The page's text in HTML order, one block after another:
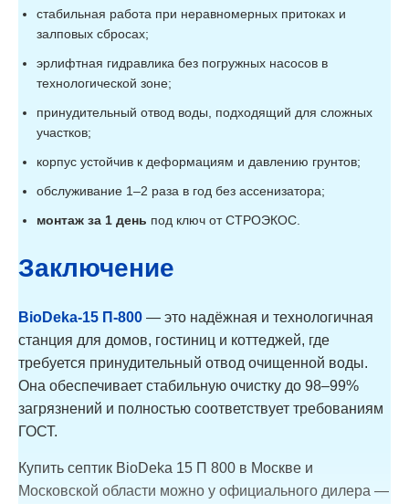
стабильная работа при неравномерных притоках и
залповых сбросах;
эрлифтная гидравлика без погружных насосов в
технологической зоне;
принудительный отвод воды, подходящий для сложных
участков;
корпус устойчив к деформациям и давлению грунтов;
обслуживание 1–2 раза в год без ассенизатора;
монтаж за 1 день под ключ от СТРОЭКОС.
Заключение
BioDeka-15 П-800 — это надёжная и технологичная
станция для домов, гостиниц и коттеджей, где
требуется принудительный отвод очищенной воды.
Она обеспечивает стабильную очистку до 98–99%
загрязнений и полностью соответствует требованиям
ГОСТ.
Купить септик BioDeka 15 П 800 в Москве и
Московской области можно у официального дилера —